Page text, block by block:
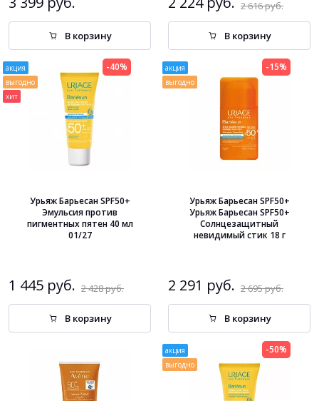
В корзину
2 616 руб.
В корзину
акция
выгодно
хит
Урьяж Барьесан SPF50+
Эмульсия против
пигментных пятен 40 мл
01/27
1 445 руб. 2 428 руб.
-40%
В корзину
акция
выгодно
Урьяж Барьесан SPF50+
Урьяж Барьесан SPF50+
Солнцезащитный
невидимый стик 18 г
2 291 руб. 2 695 руб.
-15%
В корзину
акция
выгодно
-50%